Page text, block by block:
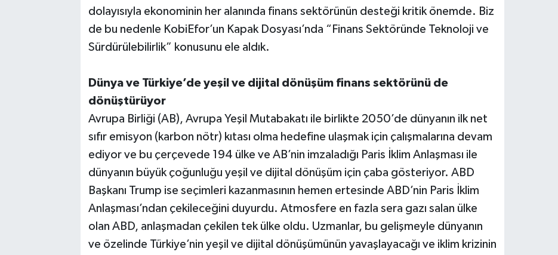
dolayısıyla ekonominin her alanında finans sektörünün desteği kritik önemde. Biz
de bu nedenle KobiEfor’un Kapak Dosyası’nda “Finans Sektöründe Teknoloji ve
Sürdürülebilirlik” konusunu ele aldık.
Dünya ve Türkiye’de yeşil ve dijital dönüşüm finans sektörünü de
dönüştürüyor
Avrupa Birliği (AB), Avrupa Yeşil Mutabakatı ile birlikte 2050’de dünyanın ilk net
sıfır emisyon (karbon nötr) kıtası olma hedefine ulaşmak için çalışmalarına devam
ediyor ve bu çerçevede 194 ülke ve AB’nin imzaladığı Paris İklim Anlaşması ile
dünyanın büyük çoğunluğu yeşil ve dijital dönüşüm için çaba gösteriyor. ABD
Başkanı Trump ise seçimleri kazanmasının hemen ertesinde ABD’nin Paris İklim
Anlaşması’ndan çekileceğini duyurdu. Atmosfere en fazla sera gazı salan ülke
olan ABD, anlaşmadan çekilen tek ülke oldu. Uzmanlar, bu gelişmeyle dünyanın
ve özelinde Türkiye’nin yeşil ve dijital dönüşümünün yavaşlayacağı ve iklim krizinin